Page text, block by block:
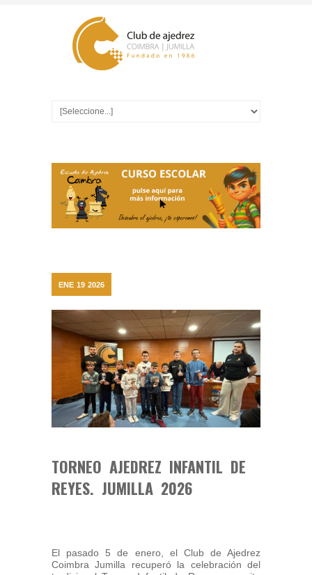
ENE 19 2026
TORNEO AJEDREZ INFANTIL DE
REYES. JUMILLA 2026
El pasado 5 de enero, el Club de Ajedrez
Coimbra Jumilla recuperó la celebración del